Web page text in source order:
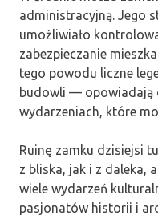
administracyjną. Jego
umożliwiało
zabezpieczanie
tego powodu liczne
budowli — opowiadają
wydarzeniach, które
Ruinę zamku dzisiejsi
z bliska, jak i z daleka,
wiele wydarzeń
pasjonatów historii i